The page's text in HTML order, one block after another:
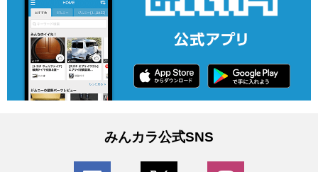
みんカラ公式SNS